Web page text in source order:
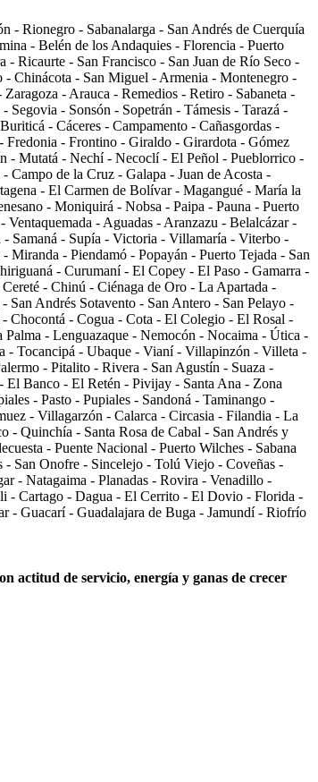
Rionegro - Sabanalarga - San Andrés de Cuerquía
- Belén de los Andaquies - Florencia - Puerto
Ricaurte - San Francisco - San Juan de Río Seco -
- Chinácota - San Miguel - Armenia - Montenegro -
- Arauca - Remedios - Retiro - Sabaneta -
Segovia - Sonsón - Sopetrán - Támesis - Tarazá -
- Cáceres - Campamento - Cañasgordas -
Fredonia - Frontino - Giraldo - Girardota - Gómez
- Mutatá - Nechí - Necoclí - El Peñol - Pueblorrico -
de la Cruz - Galapa - Juan de Acosta -
- El Carmen de Bolívar - Magangué - María la
- Moniquirá - Nobsa - Paipa - Pauna - Puerto
- Aguadas - Aranzazu - Belalcázar -
Samaná - Supía - Victoria - Villamaría - Viterbo -
- Piendamó - Popayán - Puerto Tejada - San
- Curumaní - El Copey - El Paso - Gamarra -
- Chinú - Ciénaga de Oro - La Apartada -
Andrés Sotavento - San Antero - San Pelayo -
Chocontá - Cogua - Cota - El Colegio - El Rosal -
Palma - Lenguazaque - Nemocón - Nocaima - Útica -
- Tocancipá - Ubaque - Vianí - Villapinzón - Villeta -
- Pitalito - Rivera - San Agustín - Suaza -
El Banco - El Retén - Pivijay - Santa Ana - Zona
- Pasto - Pupiales - Sandoná - Taminango -
- Villagarzón - Calarca - Circasia - Filandia - La
Quinchía - Santa Rosa de Cabal - San Andrés y
- Puente Nacional - Puerto Wilches - Sabana
San Onofre - Sincelejo - Tolú Viejo - Coveñas -
- Natagaima - Planadas - Rovira - Venadillo -
- Cartago - Dagua - El Cerrito - El Dovio - Florida -
- Guacarí - Guadalajara de Buga - Jamundí - Riofrío
actitud de servicio, energía y ganas de crecer